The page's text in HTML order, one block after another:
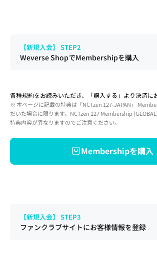
【新規入会】 STEP2
Weverse ShopでMembershipを購入
各種規約をお読みいただき、「購入する」より決済に
※ 本ページに記載の特典は「NCTzen 127-JAPAN」
だいた場合に限ります。NCTzen 127 Membership
特典内容が異なりますのでご注意ください。
Membershipを購入
【新規入会】 STEP3
ファンクラブサイトにお客様情報を登録